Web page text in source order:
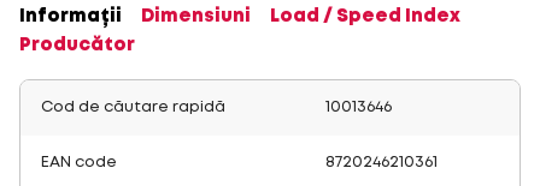
Informații Dimensiuni
Load / Speed Index
Producător
Cod de căutare rapidă 10013646
EAN code 8720246210361